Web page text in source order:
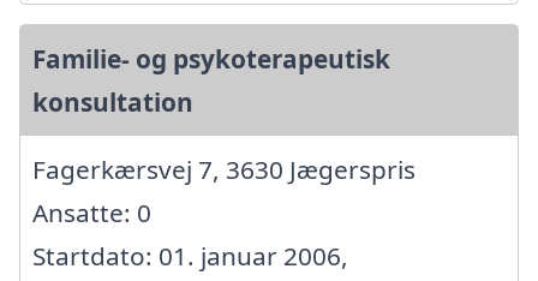
Familie- og psykoterapeutisk
konsultation
Fagerkærsvej 7, 3630 Jægerspris
Ansatte: 0
Startdato: 01. januar 2006,